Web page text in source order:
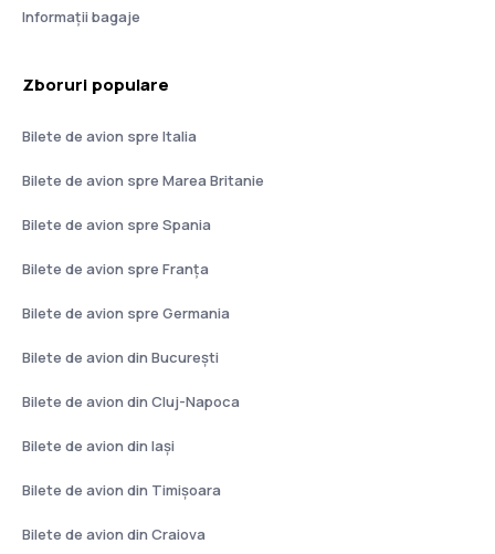
Informații bagaje
Zboruri populare
Bilete de avion spre Italia
Bilete de avion spre Marea Britanie
Bilete de avion spre Spania
Bilete de avion spre Franţa
Bilete de avion spre Germania
Bilete de avion din București
Bilete de avion din Cluj-Napoca
Bilete de avion din Iași
Bilete de avion din Timișoara
Bilete de avion din Craiova